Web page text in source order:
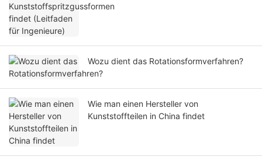
(Leitfaden für Ingenieure)
Wozu dient das Rotationsformverfahren?
Wie man einen Hersteller von
Kunststoffteilen in China findet